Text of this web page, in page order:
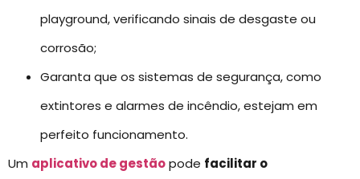
playground, verificando sinais de desgaste ou
corrosão;
Garanta que os sistemas de segurança, como
extintores e alarmes de incêndio, estejam em
perfeito funcionamento.
Um aplicativo de gestãopode facilitar o